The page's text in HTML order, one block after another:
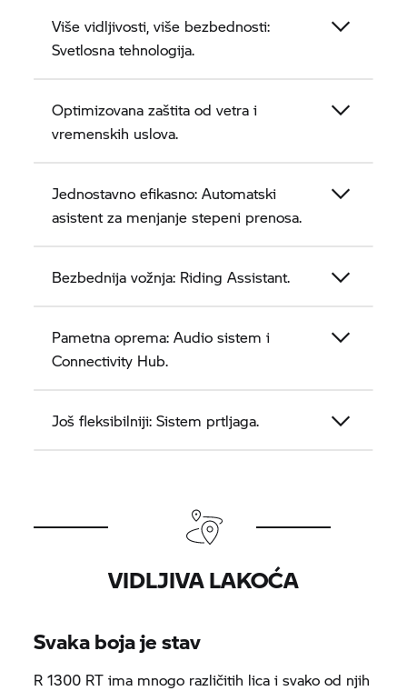
Više vidljivosti, više bezbednosti:
Svetlosna tehnologija.
Optimizovana zaštita od vetra i
vremenskih uslova.
Jednostavno efikasno: Automatski
asistent za menjanje stepeni prenosa.
Bezbednija vožnja: Riding Assistant.
Pametna oprema: Audio sistem i
Connectivity Hub.
Još fleksibilniji: Sistem prtljaga.
VIDLJIVA LAKOĆA
Svaka boja je stav
R 1300 RT ima mnogo različitih lica i svako od njih